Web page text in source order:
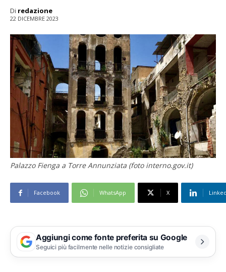
Di redazione
22 DICEMBRE 2023
Palazzo Fienga a Torre Annunziata (foto interno.gov.it)
Facebook WhatsApp X
Aggiungi come fonte preferita su Google
Seguici più facilmente nelle notizie consigliate